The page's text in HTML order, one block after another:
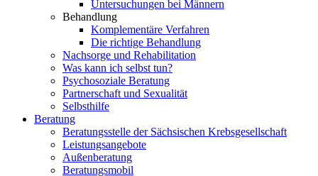
Untersuchungen bei Männern
Behandlung
Komplementäre Verfahren
Die richtige Behandlung
Nachsorge und Rehabilitation
Was kann ich selbst tun?
Psychosoziale Beratung
Partnerschaft und Sexualität
Selbsthilfe
Beratung
Beratungsstelle der Sächsischen Krebsgesellschaft
Leistungsangebote
Außenberatung
Beratungsmobil